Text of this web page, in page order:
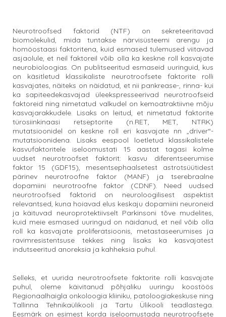
Neurotroofsed faktorid (NTF) on sekreteeritavad
biomolekulid, mida tuntakse närvisüsteemi arengu ja
homöostaasi faktoritena, kuid esmased tulemused viitavad
asjaolule, et neil faktoreil võib olla ka keskne roll kasvajate
neurobioloogias. On publitseeritud esmaseid uuringuid, kus
on käsitletud klassikaliste neurotroofsete faktorite rolli
kasvajates, näiteks on näidatud, et nii pankrease-, rinna- kui
ka sapiteedekasvajad üleekspresseerivad neurotroofseid
faktoreid ning nimetatud valkudel on kemoatraktiivne mõju
kasvajarakkudele. Lisaks on leitud, et nimetatud faktorite
türosiinkinaasi retseptorite (n.RET, MET, NTRK)
mutatsioonidel on keskne roll eri kasvajate nn „driver“-
mutatsioonidena. Lisaks eespool loetletud klassikalistele
kasvufaktoritele iseloomustati 15 aastat tagasi kolme
uudset neurotroofset faktorit: kasvu diferentseerumise
faktor 15 (GDF15), mesentsephaalsetest astrotsüütidest
pärinev neurotroofne faktor (MANF) ja tserebraalne
dopamiini neurotroofne faktor (CDNF). Need uudsed
neurotroofsed faktorid on neuroloogilisest aspektist
relevantsed, kuna hoiavad elus keskaju dopamiini neuroneid
ja käituvad neuroprotektiivselt Parkinsoni tõve mudelites,
kuid meie esmased uuringud on näidanud, et neil võib olla
roll ka kasvajate proliferatsioonis, metastaseerumises ja
ravimresistentsuse tekkes ning lisaks ka kasvajatest
indutseeritud anoreksia ja kahheksia puhul.
Selleks, et uurida neurotroofsete faktorite rolli kasvajate
puhul, oleme käivitanud põhjaliku uuringu koostöös
Regionaalhaigla onkoloogia kliiniku, patoloogiakeskuse ning
Tallinna Tehnikaülikooli ja Tartu Ülikooli teadlastega.
Eesmärk on esimest korda iseloomustada neurotroofsete